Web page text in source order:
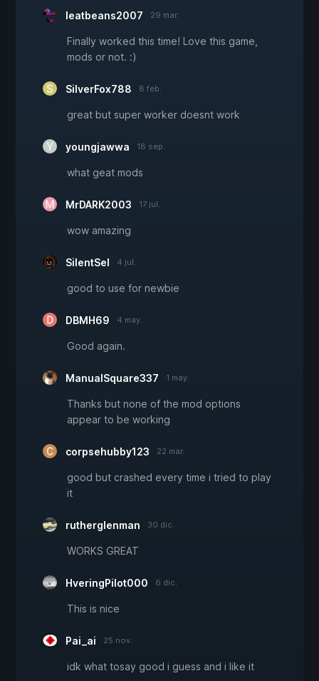
Ieatbeans2007 29 mar.
Finally worked this time! Love this game,
mods or not. :)
SilverFox788 8 feb.
great but super worker doesnt work
youngjawwa 18 sep.
what geat mods
MrDARK2003 17 jul.
wow amazing
SilentSel 4 jul.
good to use for newbie
DBMH69 4 may.
Good again.
ManualSquare337 1 may.
Thanks but none of the mod options
appear to be working
corpsehubby123 22 mar.
good but crashed every time i tried to play
it
rutherglenman 30 dic.
WORKS GREAT
HveringPilot000 6 dic.
This is nice
Pai_ai 25 nov.
idk what tosay good i guess and i like it